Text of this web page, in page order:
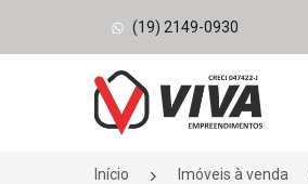
(19) 2149-0930
Página inicial
Início Imóveis à venda